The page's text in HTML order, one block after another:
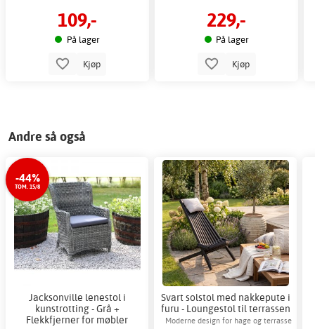
109,-
På lager
Kjøp
229,-
På lager
Kjøp
Andre så også
-44%
TOM. 15/8
Jacksonville lenestol i
kunstrotting - Grå +
Flekkfjerner for møbler
Svart solstol med nakkepute i
furu - Loungestol til terrassen
Moderne design for hage og terrasse